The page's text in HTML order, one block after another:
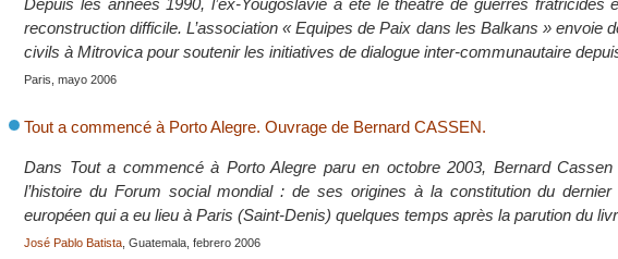
Depuis les années 1990, l’ex-Yougoslavie a été le théâtre de guerres fratricides
reconstruction difficile. L’association « Equipes de Paix dans les Balkans » envoie
civils à Mitrovica pour soutenir les initiatives de dialogue inter-communautaire
Paris, mayo 2006
Tout a commencé à Porto Alegre. Ouvrage de Bernard CASSEN.
Dans Tout a commencé à Porto Alegre paru en octobre 2003, Bernard Cassen
l’histoire du Forum social mondial : de ses origines à la constitution du
européen qui a eu lieu à Paris (Saint-Denis) quelques temps après la parution du
José Pablo Batista , Guatemala, febrero 2006